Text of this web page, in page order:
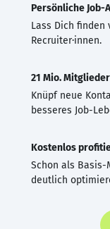
Persönliche Job-
Lass Dich finden
Recruiter·innen.
21 Mio. Mitglieder
Knüpf neue
besseres Job-
Kostenlos
Schon als Basis-
deutlich